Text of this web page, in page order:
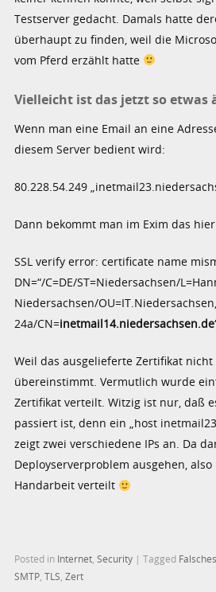
Testserver gedacht. Damals hatte
überhaupt zu finden, weil die
vom Pferd erzählt hatte
Vielleicht ist das jetzt so etwas
Wenn man eine Email an eine
diesem Server bedient wird:
80.228.54.249
Dann bekommt man im Exim das
SSL verify error: certificate name
DN=“/C=DE/ST=Niedersachsen/
Niedersachsen/
24a/CN=inetmail14.niedersachsen.de
Weil das ausgelieferte Zertifikat
übereinstimmt. Vermutlich wurde
Zertifikat verteilt. Witzig ist nur, daß
passiert ist, denn ein „host
zeigt zwei verschiedene IPs an. Da
Deployserverproblem ausgehen,
Handarbeit verteilt
Posted in Internet,Security |Tagged
SMTP,TLS,Zert